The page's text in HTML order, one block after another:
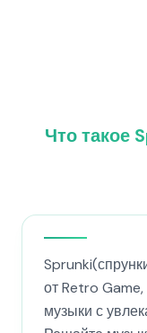
Что такое
от Retro Game,
музыки с